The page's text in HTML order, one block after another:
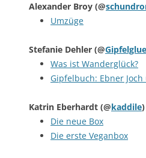
Alexander Broy (@
Umzüge
Stefanie Dehler (@
Was ist Wanderglück?
Gipfelbuch: Ebner
Katrin Eberhardt (@kaddile
Die neue Box
Die erste Veganbox